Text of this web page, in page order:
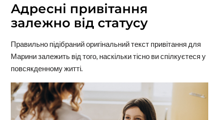
Адресні привітання
залежно від статусу
Правильно підібраний оригінальний текст привітання для
Марини залежить від того, наскільки тісно ви спілкуєтеся у
повсякденному житті.